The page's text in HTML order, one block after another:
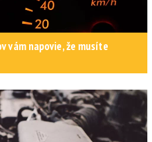
vám napovie, že musíte